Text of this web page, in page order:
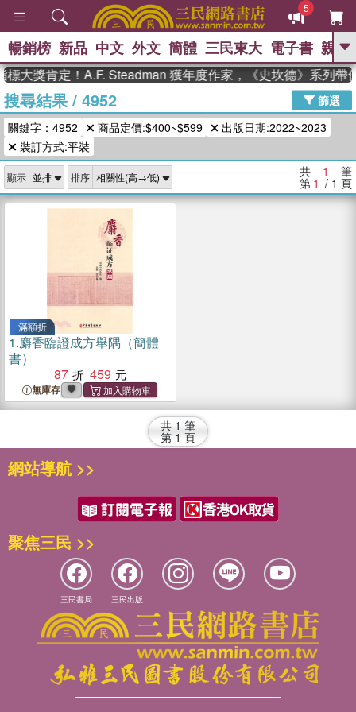
5
GO
高希均教授回憶錄
、 The Odyssey 、 父親節 、 如果歷
史是一群喵
、 暑期推薦 、 國際布克
登輝時代 、 數學女孩：黎曼猜想 、
偉大的迷走神經
暢銷榜 新品 中文 外文 簡體 三民東大 電子書 親子
大獎肯定！A.F. Steadman 獲年度作家，《史坎德》系列帶
搜尋結果/ 4952
篩選
關鍵字：4952
商品定價:$400~$599
出版日期:2022~2023
裝訂方式:平裝
顯示 排序 共 1 筆
第 1 / 1 頁
滿額折
1.麝香臨證成方舉隅（簡體
書）
87
459
無庫存
共 1 筆
第 1 頁
網站導航 >>
聚焦三民 >>
三民書局 三民出版